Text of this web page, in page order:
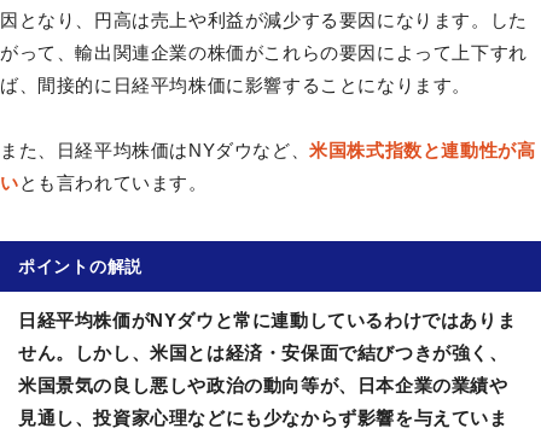
因となり、円高は売上や利益が減少する要因になります。した
がって、輸出関連企業の株価がこれらの要因によって上下すれ
ば、間接的に日経平均株価に影響することになります。
また、日経平均株価はNYダウなど、米国株式指数と連動性が高
いとも言われています。
ポイントの解説
日経平均株価がNYダウと常に連動しているわけではありま
せん。しかし、米国とは経済・安保面で結びつきが強く、
米国景気の良し悪しや政治の動向等が、日本企業の業績や
見通し、投資家心理などにも少なからず影響を与えていま